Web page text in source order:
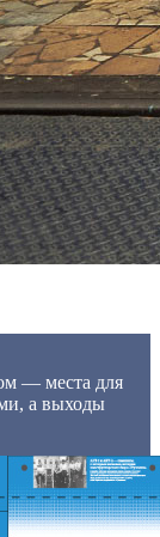
— места для
а выходы